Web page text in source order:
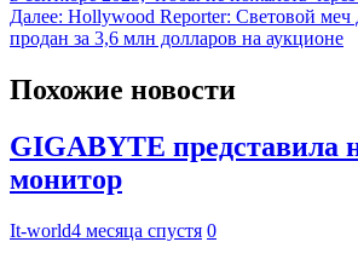
Далее: Hollywood Reporter: Световой меч
продан за 3,6 млн долларов на аукционе
Похожие новости
GIGABYTE представила
монитор
It-world4 месяца спустя 0